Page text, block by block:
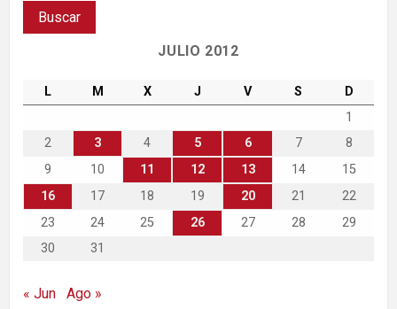
JULIO 2012
L M X J V S
D
1
2
3 4 5 6 7
8
9
10 11 12 13 14
15
16
17 18 19 20 21
22
23
24 25 26 27 28
29
30
31
« Jun Ago »